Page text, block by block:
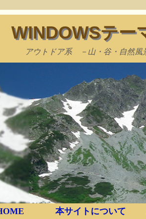
WINDOWSテー
アウトドア系 －山・谷・自然風
本サイトについて